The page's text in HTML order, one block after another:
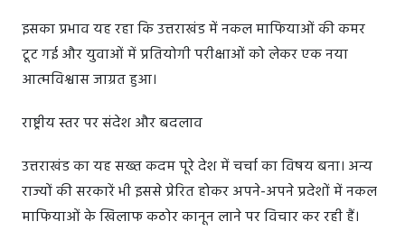
इसका प्रभाव यह रहा कि उत्तराखंड में नकल माफियाओं की कमर
टूट गई और युवाओं में प्रतियोगी परीक्षाओं को लेकर एक नया
आत्मविश्वास जाग्रत हुआ।
राष्ट्रीय स्तर पर संदेश और बदलाव
उत्तराखंड का यह सख्त कदम पूरे देश में चर्चा का विषय बना। अन्य
राज्यों की सरकारें भी इससे प्रेरित होकर अपने-अपने प्रदेशों में नकल
माफियाओं के खिलाफ कठोर कानून लाने पर विचार कर रही हैं।